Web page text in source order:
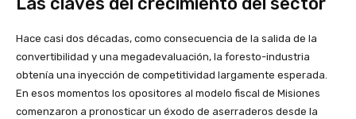
Hace casi dos décadas, como consecuencia de la salida de la
convertibilidad y una megadevaluación, la foresto-industria
obtenía una inyección de competitividad largamente esperada.
En esos momentos los opositores al modelo fiscal de Misiones
comenzaron a pronosticar un éxodo de aserraderos desde la